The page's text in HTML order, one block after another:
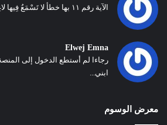
الآية رقم ١١ بها خطأ لا تَسْمَعُ فِيها لاغِيَةً لقد ضمت التا...
Elwej Emna
رجاءا لم أستطع الدخول إلى
ابني...
معرض الوسوم